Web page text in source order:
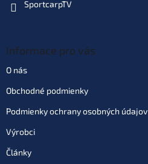
SportcarpTV
Informace pro vás
O nás
Obchodné podmienky
Podmienky ochrany osobných údajov
Výrobci
Články